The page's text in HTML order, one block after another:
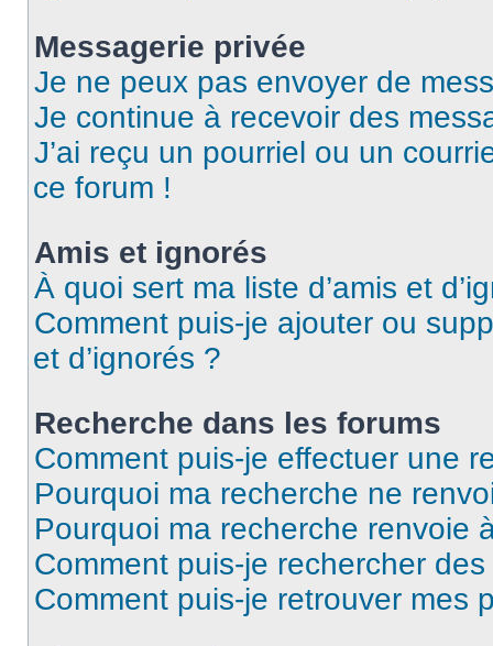
Messagerie privée
Je ne peux pas envoyer de
Je continue à recevoir des
J’ai reçu un pourriel ou un
ce forum !
Amis et ignorés
À quoi sert ma liste d’amis et
Comment puis-je ajouter ou
et d’ignorés ?
Recherche dans les forums
Comment puis-je effectuer une
Pourquoi ma recherche ne
Pourquoi ma recherche renvoie
Comment puis-je rechercher
Comment puis-je retrouver mes